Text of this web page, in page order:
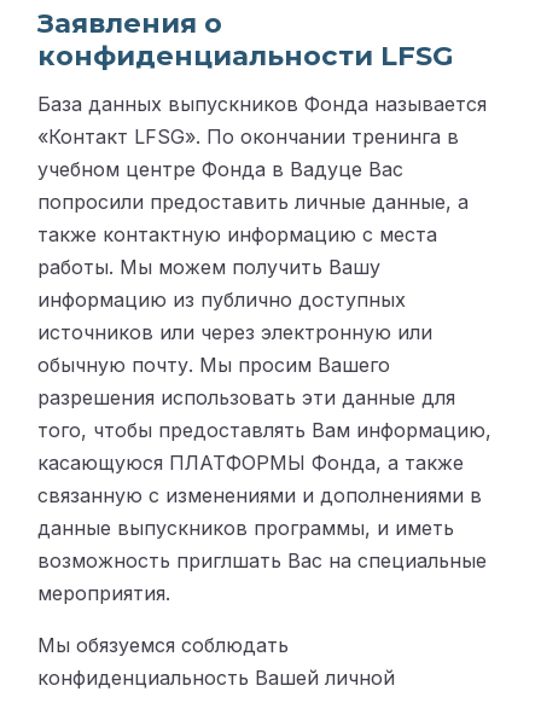
Заявления о
конфиденциальности LFSG
База данных выпускников Фонда называется
«Контакт LFSG». По окончании тренинга в
учебном центре Фонда в Вадуце Вас
попросили предоставить личные данные, а
также контактную информацию с места
работы. Мы можем получить Вашу
информацию из публично доступных
источников или через электронную или
обычную почту. Мы просим Вашего
разрешения использовать эти данные для
того, чтобы предоставлять Вам информацию,
касающуюся ПЛАТФОРМЫ Фонда, а также
связанную с изменениями и дополнениями в
данные выпускников программы, и иметь
возможность приглшать Вас на специальные
мероприятия.
Мы обязуемся соблюдать
конфиденциальность Вашей личной